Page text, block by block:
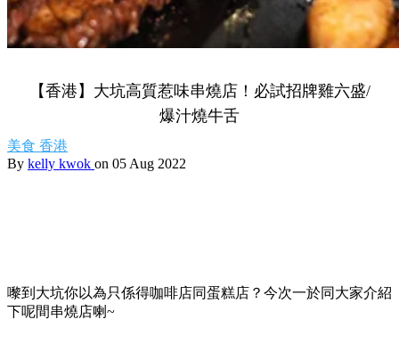
【香港】大坑高質惹味串燒店！必試招牌雞六盛/
爆汁燒牛舌
美食 香港
By kelly kwok on 05 Aug 2022
嚟到大坑你以為只係得咖啡店同蛋糕店？今次一於同大家介紹
下呢間串燒店喇~